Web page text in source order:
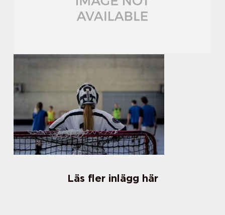
Läs fler inlägg här